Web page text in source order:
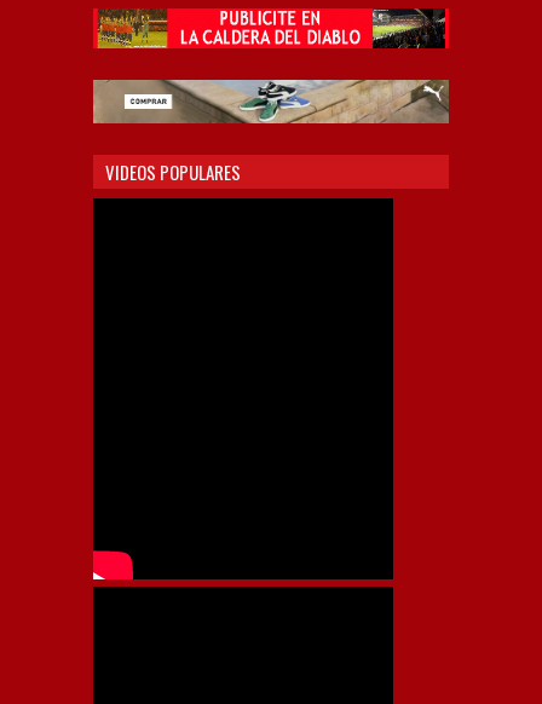
VIDEOS POPULARES